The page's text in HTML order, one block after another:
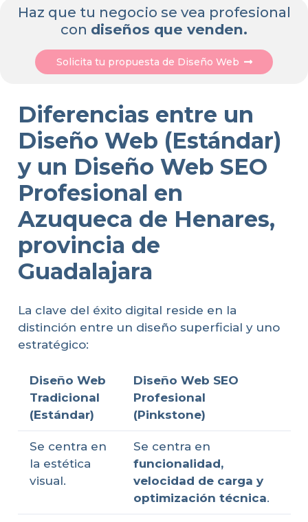
Haz que tu negocio se vea profesional
con diseños que venden.
Solicita tu propuesta de Diseño Web
Diferencias entre un
Diseño Web (Estándar)
y un Diseño Web SEO
Profesional en
Azuqueca de Henares,
provincia de
Guadalajara
La clave del éxito digital reside en la
distinción entre un diseño superficial y uno
estratégico:
Diseño Web
Tradicional
(Estándar)
Diseño Web SEO
Profesional
(Pinkstone)
Se centra en
la estética
visual.
Se centra en
funcionalidad,
velocidad de carga y
optimización técnica.